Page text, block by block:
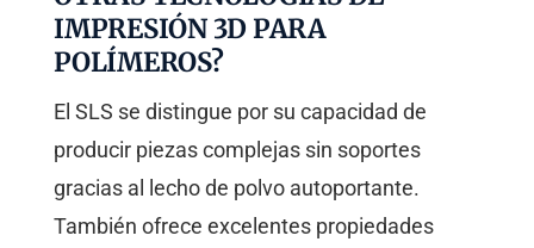
IMPRESIÓN 3D PARA
POLÍMEROS?
El SLS se distingue por su capacidad de
producir piezas complejas sin soportes
gracias al lecho de polvo autoportante.
También ofrece excelentes propiedades